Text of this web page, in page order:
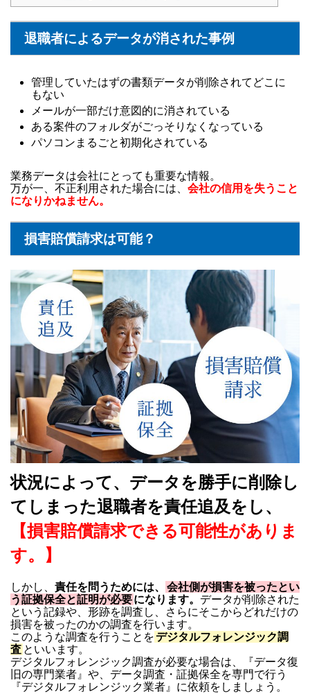
退職者によるデータが消された事例
管理していたはずの書類データが削除されてどこに
もない
メールが一部だけ意図的に消されている
ある案件のフォルダがごっそりなくなっている
パソコンまるごと初期化されている
業務データは会社にとっても重要な情報。
万が一、不正利用された場合には、 会社の信用を失うこと
になりかねません。
損害賠償請求は可能？
状況によって、データを勝手に削除し
てしまった退職者を責任追及をし、
【損害賠償請求できる可能性がありま
す。】
しかし、 責任を問うためには、
会社側が損害を被ったとい
う証拠保全と証明が必要になります。 データが削除された
という記録や、形跡を調査し、さらにそこからどれだけの
損害を被ったのかの調査を行います。
このような調査を行うことをデジタルフォレンジック調
査 といいます。
デジタルフォレンジック調査が必要な場合は、『データ復
旧の専門業者』や、データ調査・証拠保全を専門で行う
『デジタルフォレンジック業者』に依頼をしましょう。